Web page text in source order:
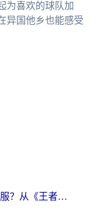
为喜欢的球队加
异国他乡也能感受
人在海外，如何顺畅玩国服？从《王者荣耀》到《云图计划》的加速器终极指南